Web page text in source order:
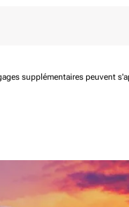
supplémentaires peuvent